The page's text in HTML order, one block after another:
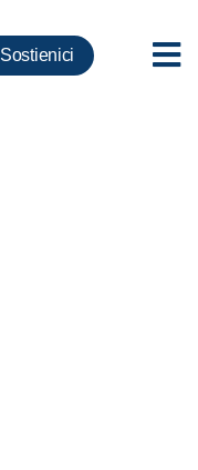
Sostienici